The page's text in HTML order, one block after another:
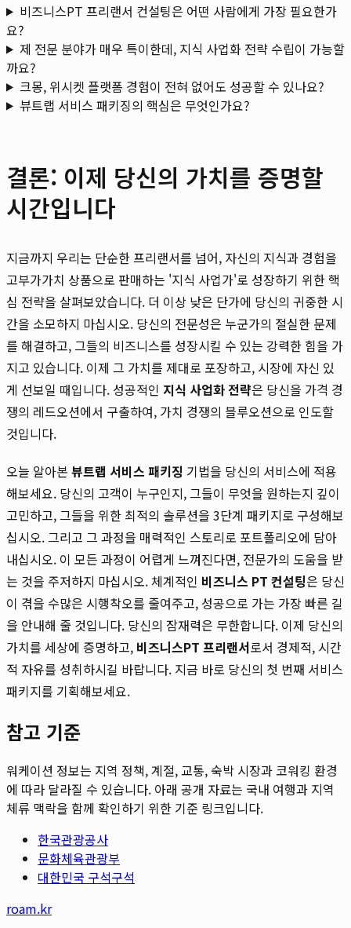
비즈니스PT 프리랜서 컨설팅은 어떤 사람에게 가장 필요한가
요?
제 전문 분야가 매우 특이한데, 지식 사업화 전략 수립이 가능할
까요?
크몽, 위시켓 플랫폼 경험이 전혀 없어도 성공할 수 있나요?
뷰트랩 서비스 패키징의 핵심은 무엇인가요?
결론: 이제 당신의 가치를 증명할
시간입니다
지금까지 우리는 단순한 프리랜서를 넘어, 자신의 지식과 경험을
고부가가치 상품으로 판매하는 '지식 사업가'로 성장하기 위한 핵
심 전략을 살펴보았습니다. 더 이상 낮은 단가에 당신의 귀중한 시
간을 소모하지 마십시오. 당신의 전문성은 누군가의 절실한 문제
를 해결하고, 그들의 비즈니스를 성장시킬 수 있는 강력한 힘을 가
지고 있습니다. 이제 그 가치를 제대로 포장하고, 시장에 자신 있
게 선보일 때입니다. 성공적인 지식 사업화 전략은 당신을 가격 경
쟁의 레드오션에서 구출하여, 가치 경쟁의 블루오션으로 인도할
것입니다.
오늘 알아본 뷰트랩 서비스 패키징 기법을 당신의 서비스에 적용
해보세요. 당신의 고객이 누구인지, 그들이 무엇을 원하는지 깊이
고민하고, 그들을 위한 최적의 솔루션을 3단계 패키지로 구성해보
십시오. 그리고 그 과정을 매력적인 스토리로 포트폴리오에 담아
내십시오. 이 모든 과정이 어렵게 느껴진다면, 전문가의 도움을 받
는 것을 주저하지 마십시오. 체계적인 비즈니스 PT 컨설팅은 당신
이 겪을 수많은 시행착오를 줄여주고, 성공으로 가는 가장 빠른 길
을 안내해 줄 것입니다. 당신의 잠재력은 무한합니다. 이제 당신의
가치를 세상에 증명하고, 비즈니스PT 프리랜서로서 경제적, 시간
적 자유를 성취하시길 바랍니다. 지금 바로 당신의 첫 번째 서비스
패키지를 기획해보세요.
참고 기준
워케이션 정보는 지역 정책, 계절, 교통, 숙박 시장과 코워킹 환경
에 따라 달라질 수 있습니다. 아래 공개 자료는 국내 여행과 지역
체류 맥락을 함께 확인하기 위한 기준 링크입니다.
한국관광공사
문화체육관광부
대한민국 구석구석
roam.kr